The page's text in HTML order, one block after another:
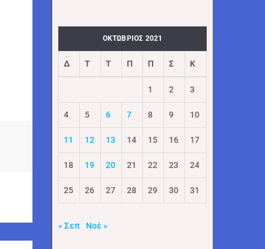
ΟΚΤΏΒΡΙΟΣ 2021
Δ Τ Τ Π Π Σ Κ
1 2 3
4 5 6 7 8 9 10
11 12 13 14 15 16 17
18 19 20 21 22 23 24
25 26 27 28 29 30 31
« Σεπ Νοέ »